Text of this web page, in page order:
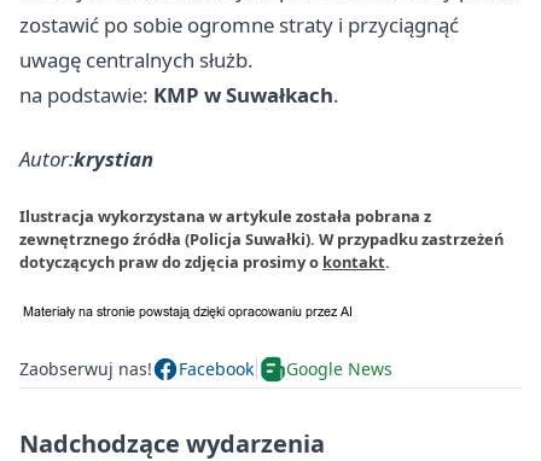
zostawić po sobie ogromne straty i przyciągnąć
uwagę centralnych służb.
na podstawie: KMP w Suwałkach.
Autor:krystian
Ilustracja wykorzystana w artykule została pobrana z
zewnętrznego źródła (Policja Suwałki). W przypadku zastrzeżeń
dotyczących praw do zdjęcia prosimy o kontakt.
Zaobserwuj nas! Facebook Google News
Nadchodzące wydarzenia